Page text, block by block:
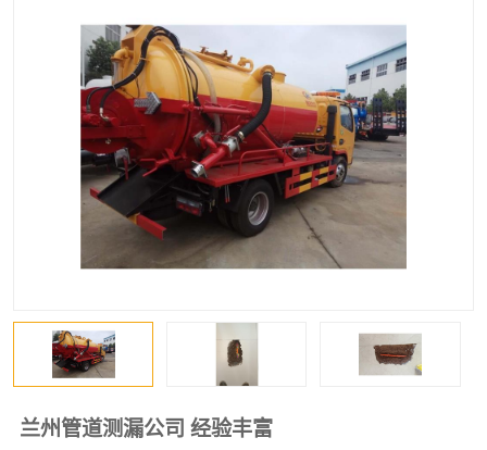
兰州管道测漏公司 经验丰富
漏水检查维修 消防管道漏水
供热管道漏水 排水管道漏水
自来水管漏水 管道疏通
高压车疏通清淤